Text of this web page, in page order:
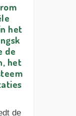
het
de
het
de